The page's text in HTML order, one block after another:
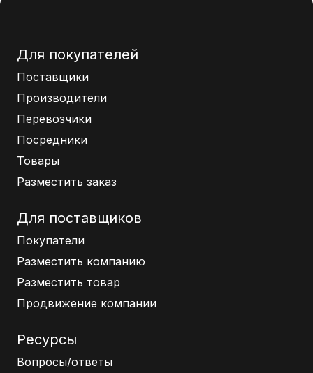
Для покупателей
Поставщики
Производители
Перевозчики
Посредники
Товары
Разместить заказ
Для поставщиков
Покупатели
Разместить компанию
Разместить товар
Продвижение компании
Ресурсы
Вопросы/ответы